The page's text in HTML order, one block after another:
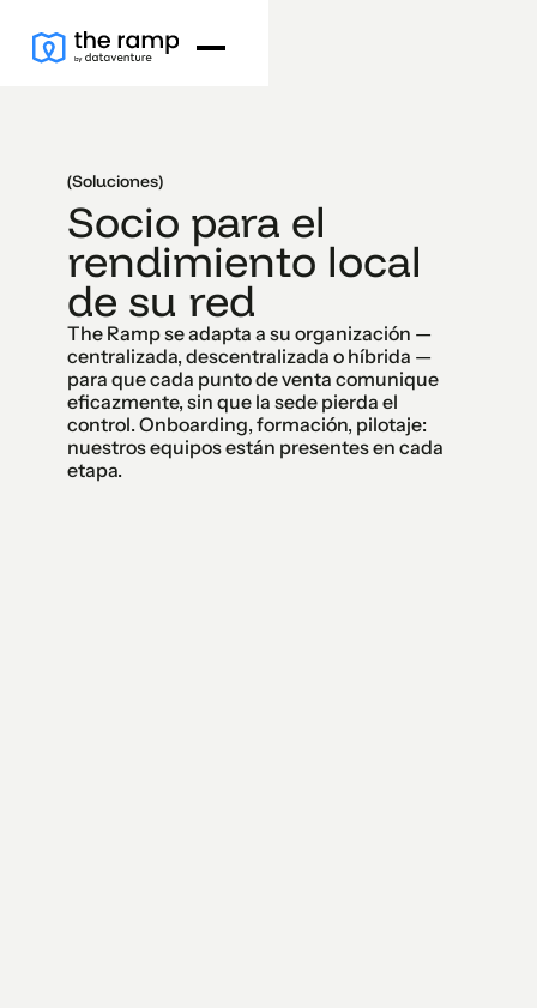
(Soluciones)
Socio para el
rendimiento local
de su red
The Ramp se adapta a su organización —
centralizada, descentralizada o híbrida —
para que cada punto de venta comunique
eficazmente, sin que la sede pierda el
control. Onboarding, formación, pilotaje:
nuestros equipos están presentes en cada
etapa.